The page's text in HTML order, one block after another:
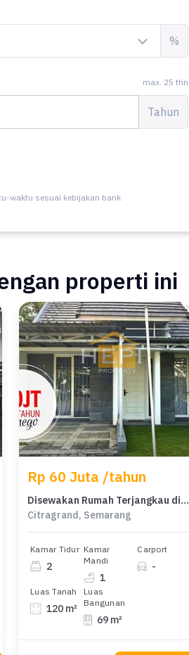
%
max. 25 thn
Tahun
waktu sesuai kebijakan bank
properti ini
Rp 60 Juta /tahun
Disewakan Rumah Terjangkau di Citragrand, Semarang, LT 120m²
Citragrand, Semarang
Kamar Tidur
2
Kamar
Mandi
1
Carport
-
Luas Tanah
120 m²
Luas
Bangunan
69 m²